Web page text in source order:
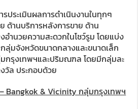
ประเมินผลการดำเนินงานในทุกๆ
ด้านบริการหลังการขาย ด้าน
ำนวยความสะดวกในโชว์รูม โดยแบ่ง
ลุ่มจังหวัดขนาดกลางและขนาดเล็ก
กรุงเทพฯและปริมณฑล โดยมีกลุ่มละ
วัล ประกอบด้วย
Bangkok & Vicinity กลุ่มกรุงเทพฯ